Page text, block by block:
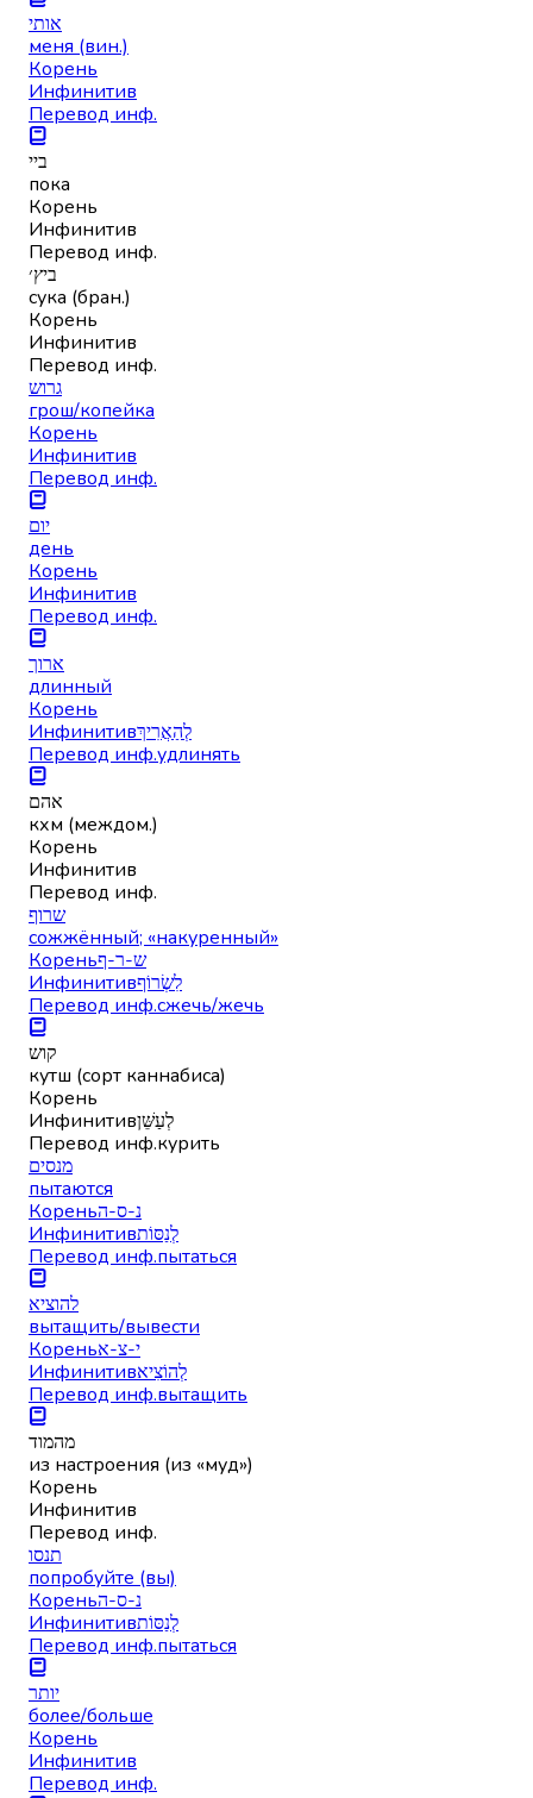
אותי
меня (вин.)
Корень
Инфинитив
Перевод инф.
ביי
пока
Корень
Инфинитив
Перевод инф.
ביץ׳
сука (бран.)
Корень
Инфинитив
Перевод инф.
גרוש
грош/копейка
Корень
Инфинитив
Перевод инф.
יום
день
Корень
Инфинитив
Перевод инф.
ארוך
длинный
Корень
Инфинитивלְהַאֲרִיךְ
Перевод инф.удлинять
אהם
кхм (междом.)
Корень
Инфинитив
Перевод инф.
שרוף
сожжённый; «накуренный»
Кореньש-ר-ף
Инфинитивלִשְׂרוֹף
Перевод инф.сжечь/жечь
קוש
кутш (сорт каннабиса)
Корень
Инфинитивלְעַשֵּׁן
Перевод инф.курить
מנסים
пытаются
Кореньנ-ס-ה
Инфинитивלְנַסּוֹת
Перевод инф.пытаться
להוציא
вытащить/вывести
Кореньי-צ-א
Инфинитивלְהוֹצִיא
Перевод инф.вытащить
מהמוד
из настроения (из «муд»)
Корень
Инфинитив
Перевод инф.
תנסו
попробуйте (вы)
Кореньנ-ס-ה
Инфинитивלְנַסּוֹת
Перевод инф.пытаться
יותר
более/больше
Корень
Инфинитив
Перевод инф.